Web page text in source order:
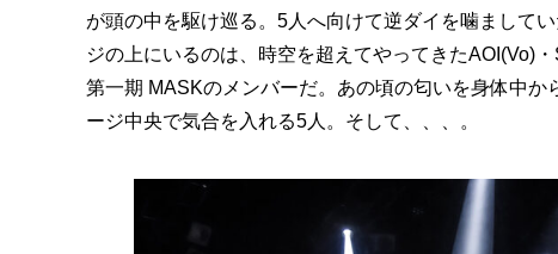
が頭の中を駆け巡る。5人へ向けて逆ダイを噛まして
ジの上にいるのは、時空を超えてやってきたAOI(Vo)
第一期 MASKのメンバーだ。あの頃の匂いを身体中
ージ中央で気合を入れる5人。そして、、、。